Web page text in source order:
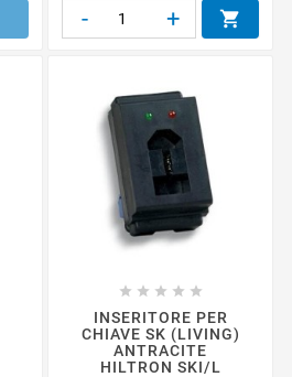
- + 
    
INSERITORE PER
CHIAVE SK (LIVING)
ANTRACITE
HILTRON SKI/L